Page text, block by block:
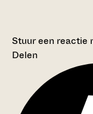
Stuur een reactie
Delen